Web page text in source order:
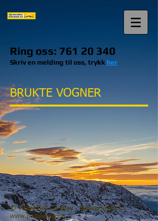
Ring oss: 761 20 340
Skriv en melding til oss, trykk her
BRUKTE VOGNER
© Vesterålen Caravan - løsning levert av
www.problemfix.no